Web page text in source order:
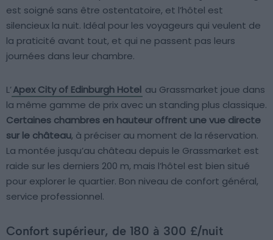
est soigné sans être ostentatoire, et l’hôtel est
silencieux la nuit. Idéal pour les voyageurs qui veulent de
la praticité avant tout, et qui ne passent pas leurs
journées dans leur chambre.
L’Apex City of Edinburgh Hotel au Grassmarket joue dans
la même gamme de prix avec un standing plus classique.
Certaines chambres en hauteur offrent une vue directe
sur le château, à préciser au moment de la réservation.
La montée jusqu’au château depuis le Grassmarket est
raide sur les derniers 200 m, mais l’hôtel est bien situé
pour explorer le quartier. Bon niveau de confort général,
service professionnel.
Confort supérieur, de 180 à 300 £/nuit